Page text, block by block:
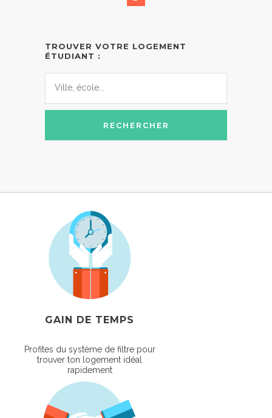
TROUVER VOTRE LOGEMENT
ÉTUDIANT :
GAIN DE TEMPS
Profites du système de filtre pour
trouver ton logement idéal
rapidement